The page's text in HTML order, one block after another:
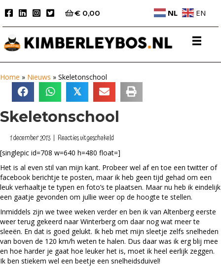
€ 0,00 NL EN
Home » Nieuws » Skeletonschool
𝕏
Skeletonschool
1 december 2013 | Reacties uitgeschakeld
[singlepic id=708 w=640 h=480 float=]
Het is al even stil van mijn kant. Probeer wel af en toe een twitter of
facebook berichtje te posten, maar ik heb geen tijd gehad om een
leuk verhaaltje te typen en foto’s te plaatsen. Maar nu heb ik eindelijk
een gaatje gevonden om jullie weer op de hoogte te stellen.
Inmiddels zijn we twee weken verder en ben ik van Altenberg eerste
weer terug gekeerd naar Winterberg om daar nog wat meer te
sleeën. En dat is goed gelukt. Ik heb met mijn sleetje zelfs snelheden
van boven de 120 km/h weten te halen. Dus daar was ik erg blij mee
en hoe harder je gaat hoe leuker het is, moet ik heel eerlijk zeggen.
Ik ben stiekem wel een beetje een snelheidsduivel!